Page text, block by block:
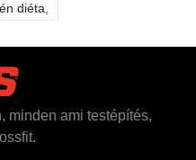
diéta,
minden ami testépítés,